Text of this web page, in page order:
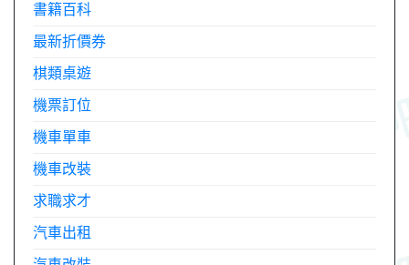
書籍百科
最新折價券
棋類桌遊
機票訂位
機車單車
機車改裝
求職求才
汽車出租